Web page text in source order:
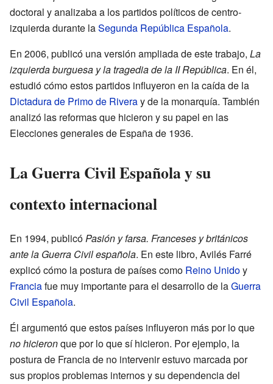
doctoral y analizaba a los partidos políticos de centro-
izquierda durante laSegunda República Española.
En 2006, publicó una versión ampliada de este trabajo, La
izquierda burguesa y la tragedia de la II República. En él,
estudió cómo estos partidos influyeron en la caída de la
Dictadura de Primo de Riveray de la monarquía. También
analizó las reformas que hicieron y su papel en las
Elecciones generales de España de 1936.
La Guerra Civil Española y su
contexto internacional
En 1994, publicóPasión y farsa. Franceses y británicos
ante la Guerra Civil española. En este libro, Avilés Farré
explicó cómo la postura de países como Reino Unidoy
Franciafue muy importante para el desarrollo de laGuerra
Civil Española.
Él argumentó que estos países influyeron más por lo que
no hicieronque por lo que sí hicieron. Por ejemplo, la
postura de Francia de no intervenir estuvo marcada por
sus propios problemas internos y su dependencia del